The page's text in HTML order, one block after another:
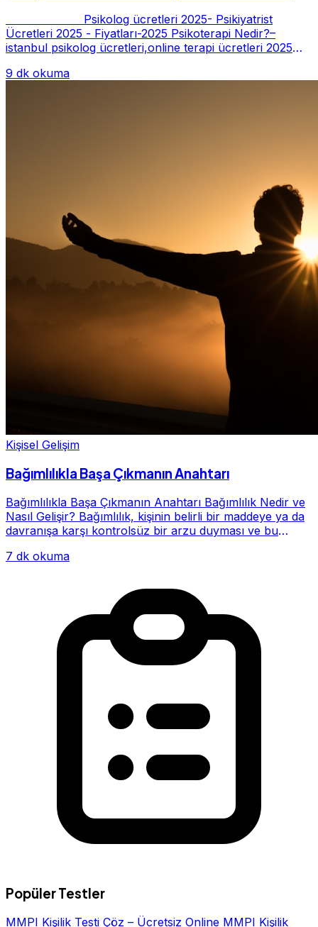
Psikolog ücretleri 2025- Psikiyatrist
Ücretleri 2025 - Fiyatları-2025 Psikoterapi Nedir?–
istanbul psikolog ücretleri,online terapi ücretleri 2025
9 dk okuma
Kişisel Gelişim
Bağımlılıkla Başa Çıkmanın Anahtarı
Bağımlılıkla Başa Çıkmanın Anahtarı Bağımlılık Nedir ve
Nasıl Gelişir? Bağımlılık, kişinin belirli bir maddeye ya da
davranışa karşı kontrolsüz bir arzu duyması ve bu
7 dk okuma
Popüler Testler
MMPI Kişilik Testi Çöz – Ücretsiz Online MMPI Kişilik